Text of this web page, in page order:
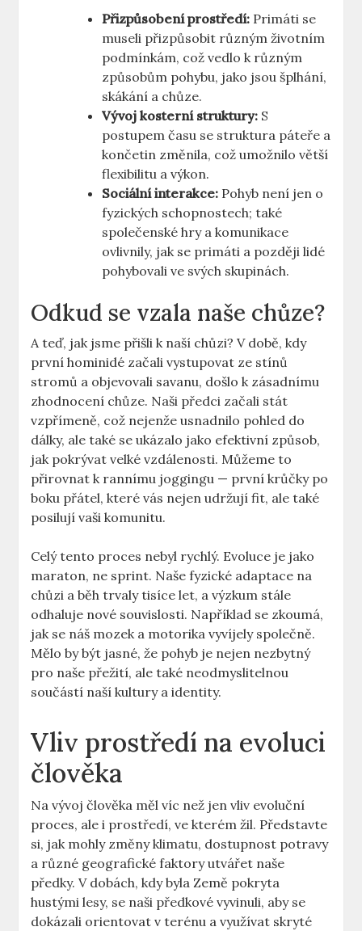
Přizpůsobení prostředí: Primáti se
museli přizpůsobit různým životním
podmínkám, což vedlo k různým
způsobům pohybu, jako jsou šplhání,
skákání a chůze.
Vývoj kosterní struktury: S
postupem času se struktura páteře a
končetin změnila, což umožnilo větší
flexibilitu a výkon.
Sociální interakce: Pohyb není jen o
fyzických schopnostech; také
společenské hry a komunikace
ovlivnily, jak se primáti a později lidé
pohybovali ve svých skupinách.
Odkud se vzala naše chůze?
A teď, jak jsme přišli k naší chůzi? V době, kdy
první hominidé začali vystupovat ze stínů
stromů a objevovali savanu, došlo k zásadnímu
zhodnocení chůze. Naši předci začali stát
vzpřímeně, což nejenže usnadnilo pohled do
dálky, ale také se ukázalo jako efektivní způsob,
jak pokrývat velké vzdálenosti. Můžeme to
přirovnat k rannímu joggingu — první krůčky po
boku přátel, které vás nejen udržují fit, ale také
posilují vaši komunitu.
Celý tento proces nebyl rychlý. Evoluce je jako
maraton, ne sprint. Naše fyzické adaptace na
chůzi a běh trvaly tisíce let, a výzkum stále
odhaluje nové souvislosti. Například se zkoumá,
jak se náš mozek a motorika vyvíjely společně.
Mělo by být jasné, že pohyb je nejen nezbytný
pro naše přežití, ale také neodmyslitelnou
součástí naší kultury a identity.
Vliv prostředí na evoluci
člověka
Na vývoj člověka měl víc než jen vliv evoluční
proces, ale i prostředí, ve kterém žil. Představte
si, jak mohly změny klimatu, dostupnost potravy
a různé geografické faktory utvářet naše
předky. V dobách, kdy byla Země pokryta
hustými lesy, se naši předkové vyvinuli, aby se
dokázali orientovat v terénu a využívat skryté